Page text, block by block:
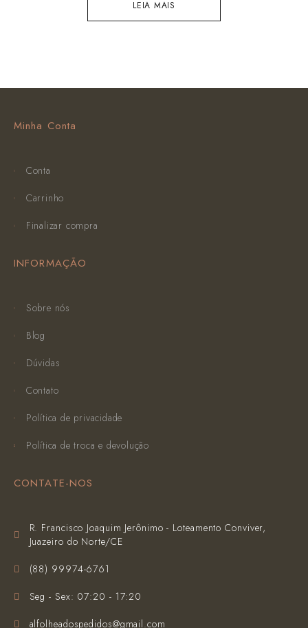
LEIA MAIS
Minha Conta
Conta
Carrinho
Finalizar compra
INFORMAÇÃO
Sobre nós
Blog
Dúvidas
Contato
Política de privacidade
Política de troca e devolução
CONTATE-NOS
R. Francisco Joaquim Jerônimo - Loteamento Conviver,
Juazeiro do Norte/CE
(‪88) 99974-6761‬
Seg - Sex: 07:20 - 17:20
alfolheadospedidos@gmail.com